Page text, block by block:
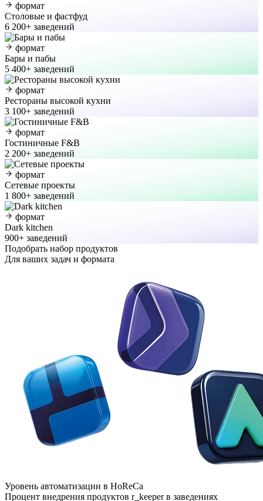
формат
Столовые и фастфуд
6 200+ заведений
формат
Бары и пабы
5 400+ заведений
формат
Рестораны высокой кухни
3 100+ заведений
формат
Гостиничные F&B
2 200+ заведений
формат
Сетевые проекты
1 800+ заведений
формат
Dark kitchen
900+ заведений
Подобрать набор продуктов
Для ваших задач и формата
Уровень автоматизации в HoReCa
Процент внедрения продуктов r_keeper в заведениях